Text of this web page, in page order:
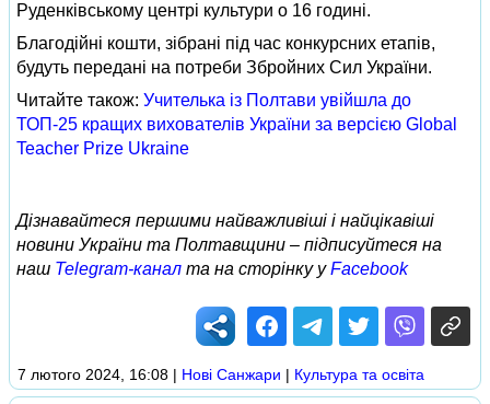
Руденківському центрі культури о 16 годині.
Благодійні кошти, зібрані під час конкурсних етапів,
будуть передані на потреби Збройних Сил України.
Читайте також: Учителька із Полтави увійшла до
ТОП-25 кращих вихователів України за версією Global
Teacher Prize Ukraine
Дізнавайтеся першими найважливіші і найцікавіші
новини України та Полтавщини – підписуйтеся на
наш Telegram-канал та на сторінку уFacebook
7 лютого 2024, 16:08 | Нові Cанжари | Культура та освіта